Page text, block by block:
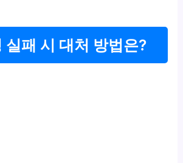
실패 시 대처 방법은?